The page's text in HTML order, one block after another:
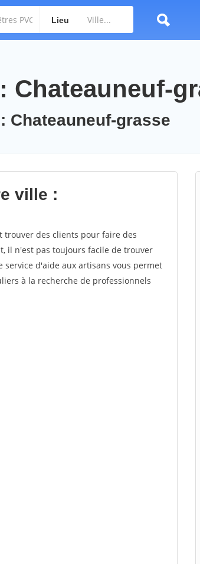
Lieu
Chateauneuf-
Chateauneuf-grasse
ville :
trouver des clients pour faire des
il n'est pas toujours facile de trouver
d'aide aux artisans vous permet
à la recherche de professionnels